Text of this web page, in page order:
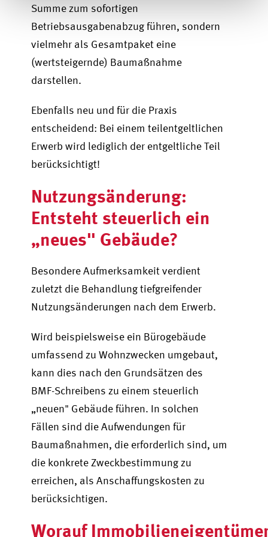
Summe zum sofortigen
Betriebsausgabenabzug führen, sondern
vielmehr als Gesamtpaket eine
(wertsteigernde) Baumaßnahme
darstellen.
Ebenfalls neu und für die Praxis
entscheidend: Bei einem teilentgeltlichen
Erwerb wird lediglich der entgeltliche Teil
berücksichtigt!
Nutzungsänderung:
Entsteht steuerlich ein
„neues" Gebäude?
Besondere Aufmerksamkeit verdient
zuletzt die Behandlung tiefgreifender
Nutzungsänderungen nach dem Erwerb.
Wird beispielsweise ein Bürogebäude
umfassend zu Wohnzwecken umgebaut,
kann dies nach den Grundsätzen des
BMF-Schreibens zu einem steuerlich
„neuen" Gebäude führen. In solchen
Fällen sind die Aufwendungen für
Baumaßnahmen, die erforderlich sind, um
die konkrete Zweckbestimmung zu
erreichen, als Anschaffungskosten zu
berücksichtigen.
Worauf